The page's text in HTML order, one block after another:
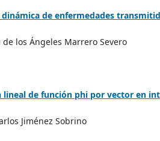
de enfermedades
los Ángeles Marrero Severo
de función phi por vector en
Jiménez Sobrino